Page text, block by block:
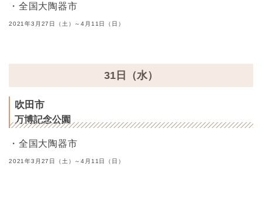
・全国大陶器市
2021年3月27日（土）～4月11日（日）
31日（水）
吹田市
万博記念公園
・全国大陶器市
2021年3月27日（土）～4月11日（日）